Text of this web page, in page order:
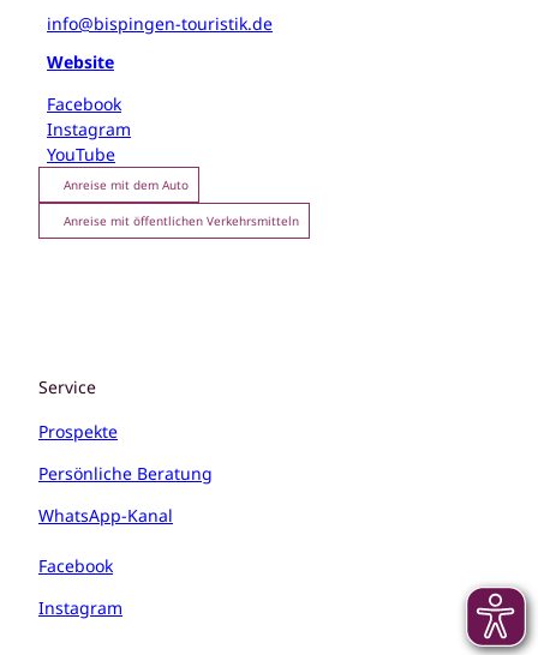
info@bispingen-touristik.de
Website
Facebook
Instagram
YouTube
Anreise mit dem Auto
Anreise mit öffentlichen Verkehrsmitteln
Service
Prospekte
Persönliche Beratung
WhatsApp-Kanal
Facebook
Instagram